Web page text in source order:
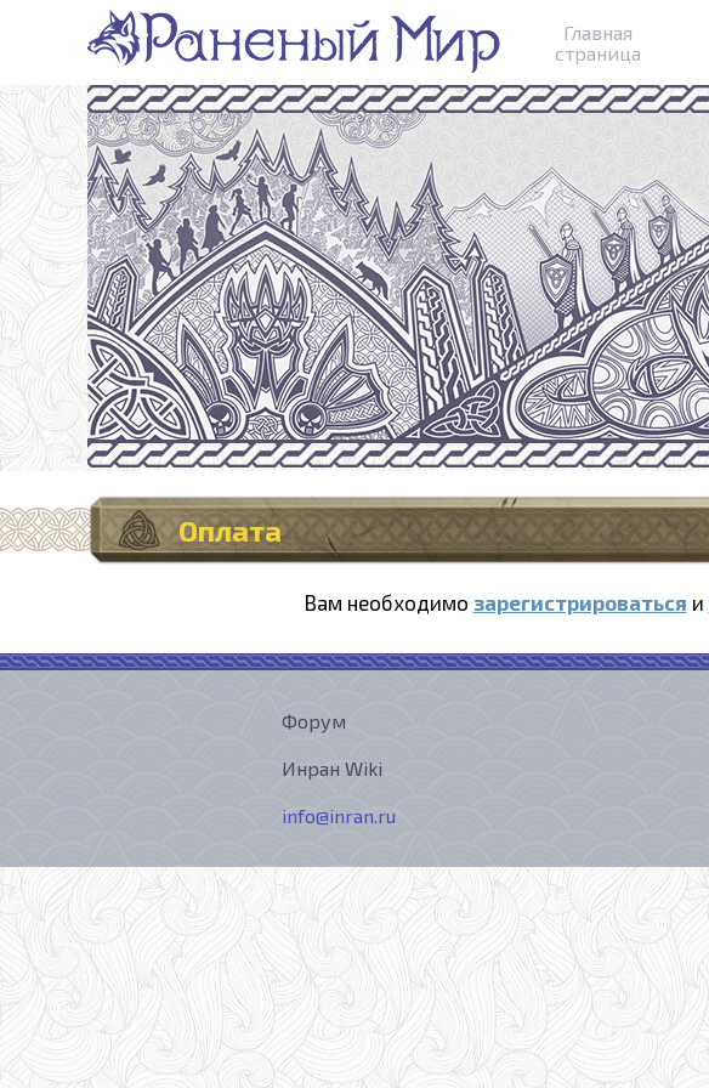
Главная
страница
Оплата
Вам необходимо зарегистрироваться и
Форум
Инран Wiki
info@inran.ru